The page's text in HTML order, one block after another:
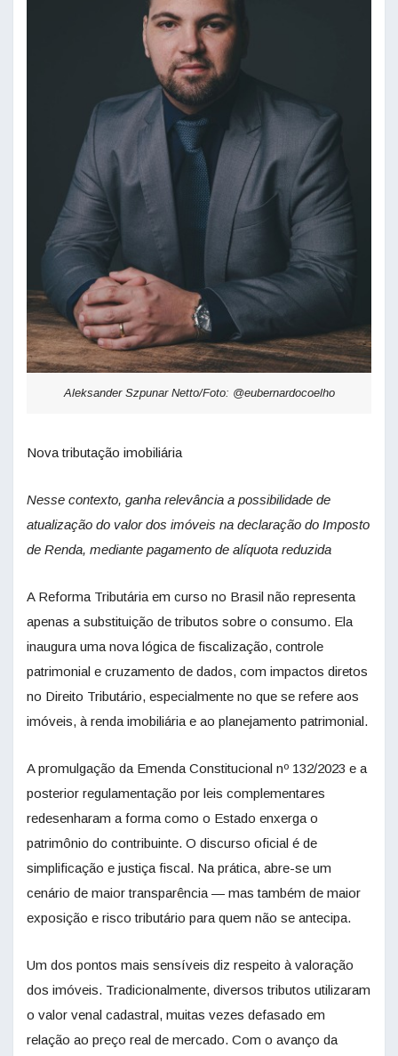
Aleksander Szpunar Netto/Foto: @eubernardocoelho
Nova tributação imobiliária
Nesse contexto, ganha relevância a possibilidade de
atualização do valor dos imóveis na declaração do Imposto
de Renda, mediante pagamento de alíquota reduzida
A Reforma Tributária em curso no Brasil não representa
apenas a substituição de tributos sobre o consumo. Ela
inaugura uma nova lógica de fiscalização, controle
patrimonial e cruzamento de dados, com impactos diretos
no Direito Tributário, especialmente no que se refere aos
imóveis, à renda imobiliária e ao planejamento patrimonial.
A promulgação da Emenda Constitucional nº 132/2023 e a
posterior regulamentação por leis complementares
redesenharam a forma como o Estado enxerga o
patrimônio do contribuinte. O discurso oficial é de
simplificação e justiça fiscal. Na prática, abre-se um
cenário de maior transparência — mas também de maior
exposição e risco tributário para quem não se antecipa.
Um dos pontos mais sensíveis diz respeito à valoração
dos imóveis. Tradicionalmente, diversos tributos utilizaram
o valor venal cadastral, muitas vezes defasado em
relação ao preço real de mercado. Com o avanço da